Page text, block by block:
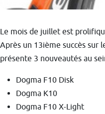
Le mois de juillet est
Après un 13ième succès sur
présente 3 nouveautés au
Dogma F10 Disk
Dogma K10
Dogma F10 X-Light